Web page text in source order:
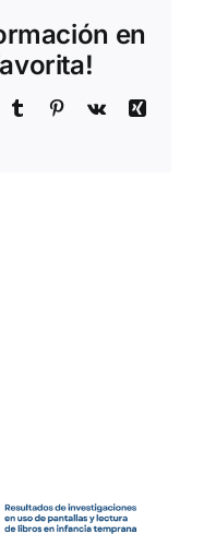
en
Tumblr Pinterest
Vk
Xing